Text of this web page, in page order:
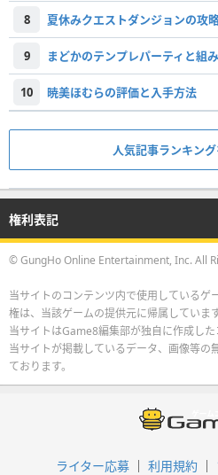
8 夏休みクエストダンジョンの攻
9 まどかのテンプレパーティと組
10 暁美ほむらの評価と入手方法
人気記事ランキン
権利表記
© GungHo Online Entertainment, Inc. All
当サイトのコンテンツ内で使用しているゲ
権は、当該ゲームの提供元に帰属しています
当サイトはGame8編集部が独自に作成した
当サイトが掲載しているデータ、画像等の
ております。
ライター応募 利用規約